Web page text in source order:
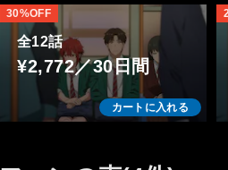
全12話
¥2,772／30日間
カートに入れる
30%OFF